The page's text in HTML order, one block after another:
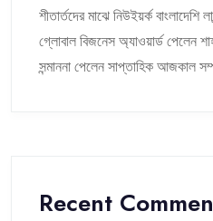
শীতার্তদের মাঝে নিউইয়র্ক বাংলাদেশি
গ্লোবাল বিজনেস অ্যাওয়ার্ড পেলেন
সন্মাননা পেলেন সাপ্তাহিক আজকাল
Recent